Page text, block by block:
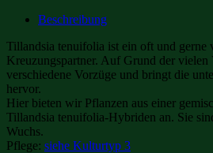
Beschreibung
Tillandsia tenuifolia ist ein oft und gerne
Kreuzungspartner. Auf Grund der vielen
verschiedene Vorzüge und bringt die
hervor.
Hier bieten wir Pflanzen aus einer
Tillandsia tenuifolia-Hybriden an. Sie
Wuchs.
Pflege: siehe Kulturtyp 3